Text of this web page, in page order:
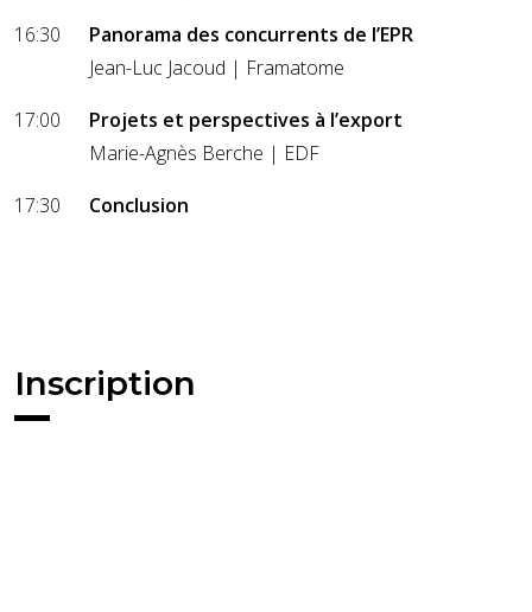
16:30
Panorama des concurrents de l’EPR
Jean-Luc Jacoud | Framatome
17:00
Projets et perspectives à l’export
Marie-Agnès Berche | EDF
17:30
Conclusion
Inscription